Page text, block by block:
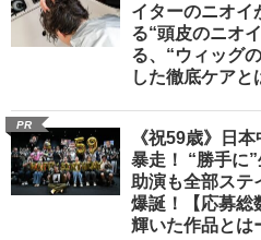
イターのニオ
る“頭皮のニオ
る、“ウィッグ
した徹底ケアと
PR
《祝59歳》日
暴走！ “勝手に
助演も全部ステ
爆誕！【応募総
輝いた作品とは